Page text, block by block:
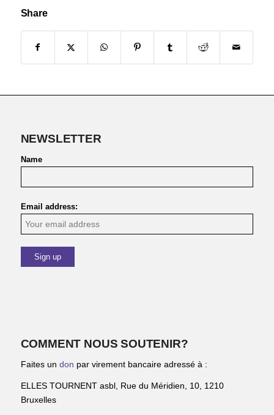
Share
NEWSLETTER
Name
Email address:
COMMENT NOUS SOUTENIR?
Faites un don par virement bancaire adressé à :
ELLES TOURNENT asbl, Rue du Méridien, 10, 1210
Bruxelles